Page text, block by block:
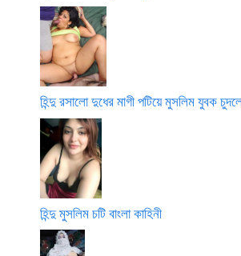
হিন্দু রসালো দুধের মাগী পটিয়ে মুসলিম যুবক
হিন্দু মুসলিম চটি বাংলা কাহিনী